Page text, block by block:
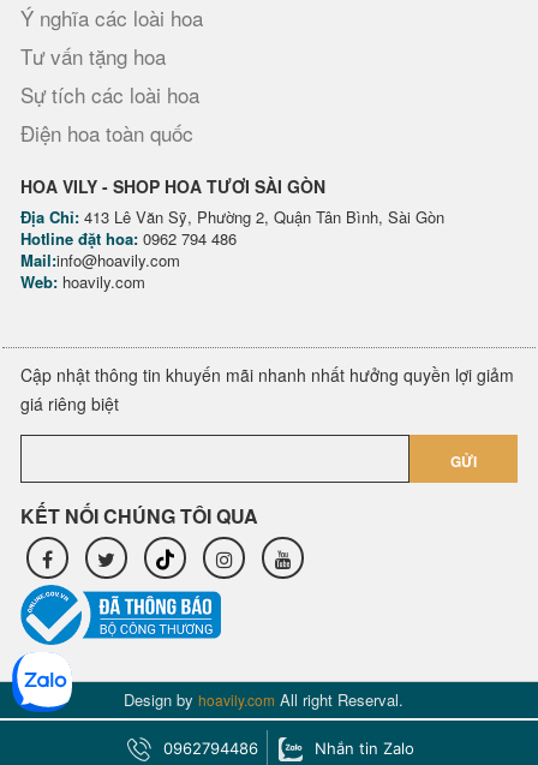
Ý nghĩa các loài hoa
Tư vấn tặng hoa
Sự tích các loài hoa
Điện hoa toàn quốc
HOA VILY - SHOP HOA TƯƠI SÀI GÒN
Địa Chỉ: 413 Lê Văn Sỹ, Phường 2, Quận Tân Bình, Sài Gòn
Hotline đặt hoa: 0962 794 486
Mail:info@hoavily.com
Web: hoavily.com
Cập nhật thông tin khuyến mãi nhanh nhất hưởng quyền lợi giảm
giá riêng biệt
GỬI
KẾT NỐI CHÚNG TÔI QUA
Design by hoavily.com All right Reserval.
0962794486 Nhắn tin Zalo